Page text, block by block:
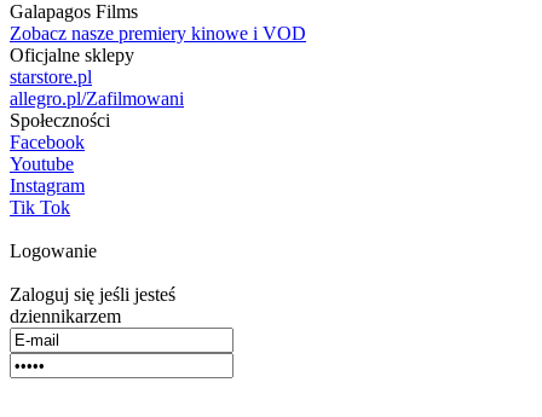
Galapagos Films
Zobacz nasze premiery kinowe i VOD
Oficjalne sklepy
starstore.pl
allegro.pl/Zafilmowani
Społeczności
Facebook
Youtube
Instagram
Tik Tok
Logowanie
Zaloguj się jeśli jesteś
dziennikarzem